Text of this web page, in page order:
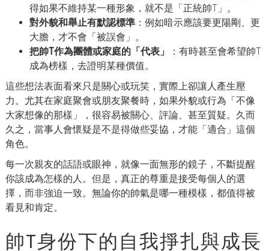
得如果不維持某一種形象，就不是「正統帥T」。
對外貌和舉止有默認標準 ：例如暗示應該要更陽剛、更
大膽，才不會「被誤會」。
把帥T作為團體或家庭的「代表」
：有時甚至會希望帥T
成為榜樣，去證明某種價值。
這些想法表面看來只是關心或玩笑，實際上卻讓人產生壓
力。尤其在家庭聚會或朋友聚餐時，如果外貌或行為「不像
大家想像的那樣」，很容易被關心、評論、甚至質疑。久而
久之，當事人會懷疑是不是得做些妥協，才能「適合」這個
角色。
每一次親友的話語或眼神，就像一面無形的鏡子，不斷提醒
你該成為怎樣的人。但是，真正的尊重是接受每個人的選
擇，而非強迫一致。無論你的帥氣是哪一種模樣，都值得被
看見和肯定。
帥T身份下的自我掙扎與成長